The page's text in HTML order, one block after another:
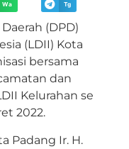
Wa Tg
(DPD)
(LDII) Kota
bersama
dan
Kelurahan se
2022.
Padang Ir. H.